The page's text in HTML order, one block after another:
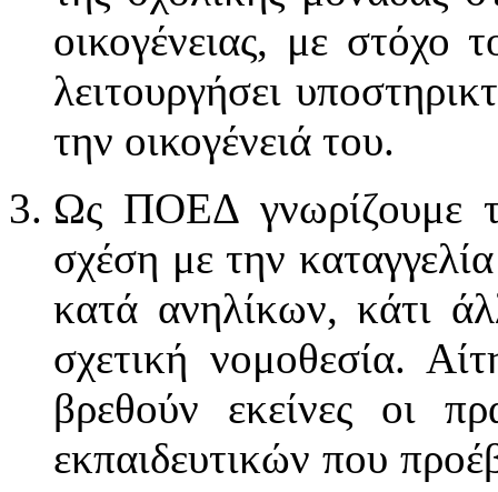
οικογένειας, με στόχο
λειτουργήσει
την οικογένειά του.
Ως ΠΟΕΔ γνωρίζουμε
σχέση με την
κατά ανηλίκων, κάτι
σχετική νομοθεσία.
βρεθούν εκείνες οι
εκπαιδευτικών που